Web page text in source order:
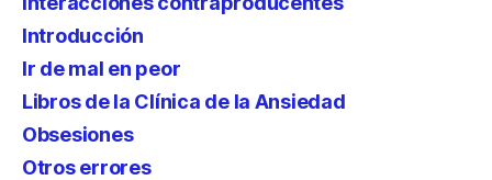
Introducción
Ir de mal en peor
Libros de la Clínica de la Ansiedad
Obsesiones
Otros errores